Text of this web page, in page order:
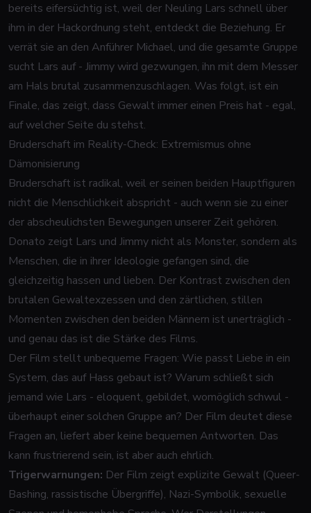
bereits eifersüchtig ist, weil der Neuling Lars schnell über
ihm in der Hackordnung steht, entdeckt die Beziehung. Er
verrät sie an den Anführer Michael, und die gesamte Gruppe
sucht Lars auf - Jimmy wird gezwungen, ihn mit dem Messer
am Hals brutal zusammenzuschlagen. Was folgt, ist ein
Finale, das zeigt, dass Gewalt immer einen Preis hat - egal,
auf welcher Seite du stehst.
Bruderschaft im Reality-Check: Extremismus ohne
Dämonisierung
Bruderschaft ist radikal, weil er seinen beiden Hauptfiguren
nicht die Menschlichkeit abspricht - auch wenn sie zu einer
der abscheulichsten Bewegungen unserer Zeit gehören.
Donato zeigt Lars und Jimmy nicht als Monster, sondern als
Menschen, die in ihrer Ideologie gefangen sind, die
gleichzeitig hassen und lieben. Der Kontrast zwischen den
brutalen Gewaltexzessen und den zärtlichen, stillen
Momenten zwischen den beiden Männern ist unerträglich -
und genau das ist die Stärke des Films.
Der Film stellt unbequeme Fragen: Wie passt Liebe in ein
System, das auf Hass gebaut ist? Warum schließt sich
jemand wie Lars - eloquent, gebildet, womöglich schwul -
überhaupt einer solchen Gruppe an? Der Film deutet diese
Fragen an, liefert aber keine bequemen Antworten. Das
kann frustrierend sein, ist aber auch ehrlich.
Trigerwarnungen: Der Film zeigt explizite Gewalt (Queer-
Bashing, rassistische Übergriffe), Nazi-Symbolik, sexuelle